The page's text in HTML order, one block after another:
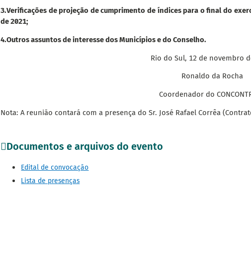
3.Verificações de projeção de cumprimento de índices para o final do
de 2021;
4.Outros assuntos de interesse dos Municípios e do Conselho.
Rio do Sul, 12 de novembro
Ronaldo da Rocha
Coordenador do
Nota: A reunião contará com a presença do Sr. José Rafael Corrêa
Documentos e arquivos do evento
Edital de convocação
Lista de presenças